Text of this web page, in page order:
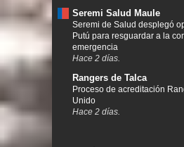
Seremi Salud Maule
Seremi de Salud desplegó
Putú para resguardar a la
emergencia
Hace 2 días.
Rangers de Talca
Proceso de acreditación
Unido
Hace 2 días.